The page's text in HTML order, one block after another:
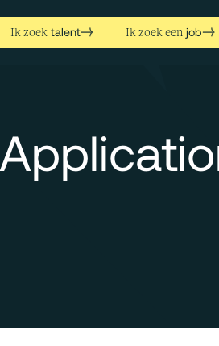
Ik zoek talent Ik zoek een job